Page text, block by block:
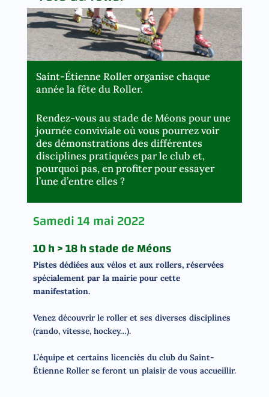
Saint-Étienne Roller organise chaque
année la fête du Roller.
Rendez-vous au stade de Méons pour une
journée conviviale où vous pourrez voir
des démonstrations des différentes
disciplines pratiquées par le club et,
pourquoi pas, en profiter pour essayer
l’une d’entre elles ?
Samedi 14 mai 2022
10 h > 18 h stade de Méons
Pistes dédiées aux vélos et aux rollers, réservées
spécialement par la mairie pour cette
manifestation.
Venez découvrir le roller et ses diverses disciplines
(rando, vitesse, hockey…).
L’équipe et certains licenciés du club du Saint-
Étienne Roller se feront un plaisir de vous accueillir.